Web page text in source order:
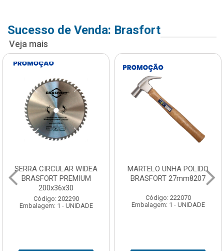
Sucesso de Venda: Brasfort
Veja mais
SERRA CIRCULAR WIDEA
BRASFORT PREMIUM
200x36x30
Código: 202290
Embalagem: 1 - UNIDADE
MARTELO UNHA POLIDO
BRASFORT 27mm8207
Código: 222070
Embalagem: 1 - UNIDADE